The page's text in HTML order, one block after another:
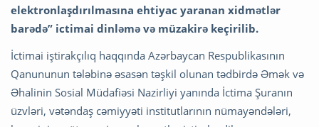
elektronlaşdırılmasına ehtiyac yaranan xidmətlər
barədə” ictimai dinləmə və müzakirə keçirilib.
İctimai iştirakçılıq haqqında Azərbaycan Respublikasının
Qanununun tələbinə əsasən təşkil olunan tədbirdə Əmək və
Əhalinin Sosial Müdafiəsi Nazirliyi yanında İctima Şuranın
üzvləri, vətəndaş cəmiyyəti institutlarının nümayəndələri,